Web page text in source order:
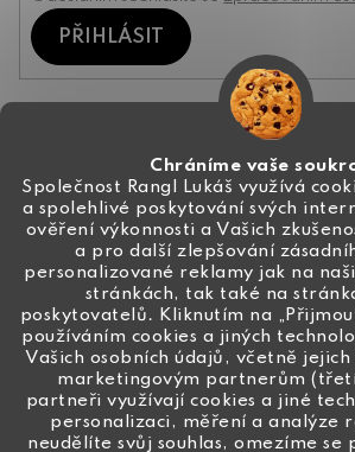
Chráníme vaše
Společnost Rangl Lukáš využívá
a spolehlivé poskytování svých
ověření výkonnosti a Vašich
a pro další zlepšování
personalizované reklamy jak na
stránkách, tak také na
poskytovatelů. Kliknutím na
používáním cookies a jiných
Vašich osobních údajů, včetně
marketingovým partnerům
partneři využívají cookies a jiné
personalizaci, měření a analýze
neudělíte svůj souhlas, omezíme se
PŘIHLÁSIT
info@ceske-koralky.cz
+420 774 444 191